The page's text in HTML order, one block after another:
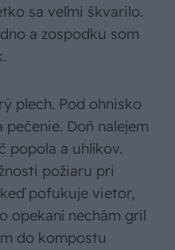
sa veľmi škvarilo.
a zospodku som
plech. Pod ohnisko
Doň nalejem
popola a uhlíkov.
požiaru pri
pofukuje vietor,
opekaní nechám gril
do kompostu